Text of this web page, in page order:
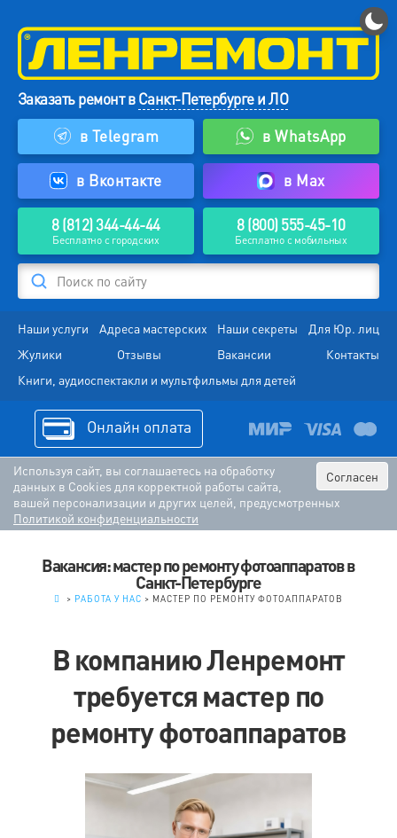
Заказать ремонт вСанкт-Петербурге и ЛО
в Telegram
в WhatsApp
в Вконтакте в Max
8 (812) 344-44-44
Бесплатно с городских
8 (800) 555-45-10
Бесплатно с мобильных
Поиск по сайту
Наши услуги Адреса мастерских Наши секреты
Для Юр. лиц
Жулики
Отзывы Вакансии
Контакты
Книги, аудиоспектакли и мультфильмы для детей
Онлайн оплата
Согласен
Используя сайт, вы соглашаетесь на обработку
данных в Cookies для корректной работы сайта,
вашей персонализации и других целей, предусмотренных
Политикой конфиденциальности
Вакансия: мастер по ремонту фотоаппаратов в
Санкт-Петербурге
> РАБОТА У НАС > МАСТЕР ПО РЕМОНТУ ФОТОАППАРАТОВ
В компанию Ленремонт
требуется мастер по
ремонту фотоаппаратов